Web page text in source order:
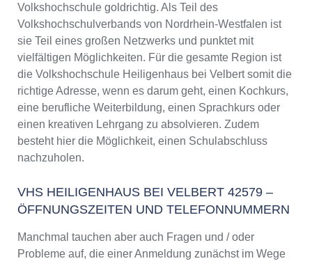
Volkshochschule goldrichtig. Als Teil des
Volkshochschulverbands von Nordrhein-Westfalen ist
sie Teil eines großen Netzwerks und punktet mit
vielfältigen Möglichkeiten. Für die gesamte Region ist
die Volkshochschule Heiligenhaus bei Velbert somit die
richtige Adresse, wenn es darum geht, einen Kochkurs,
eine berufliche Weiterbildung, einen Sprachkurs oder
einen kreativen Lehrgang zu absolvieren. Zudem
besteht hier die Möglichkeit, einen Schulabschluss
nachzuholen.
VHS HEILIGENHAUS BEI VELBERT 42579 –
ÖFFNUNGSZEITEN UND TELEFONNUMMERN
Manchmal tauchen aber auch Fragen und / oder
Probleme auf, die einer Anmeldung zunächst im Wege